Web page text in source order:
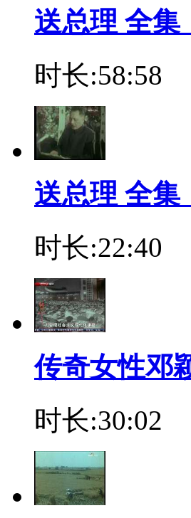
送总理 全集
时长:58:58
送总理 全集
时长:22:40
传奇女性邓
时长:30:02